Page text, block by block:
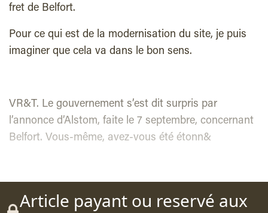
fret de Belfort.
Pour ce qui est de la modernisation du site, je puis
imaginer que cela va dans le bon sens.
VR&T. Le gouvernement s’est dit surpris par
l’annonce d’Alstom, faite le 7 septembre, concernant
Belfort. Vous-même, avez-vous été étonn&
Article payant ou reservé aux